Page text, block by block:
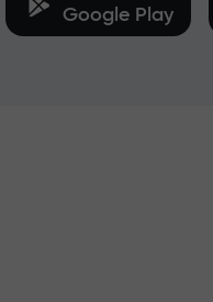
Google Play